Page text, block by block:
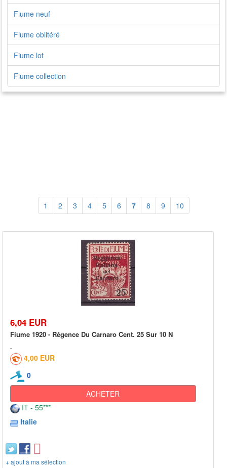
Fiume neuf
Fiume oblitéré
Fiume lot
Fiume collection
1 2 3 4 5 6 7 8 9 10
6,04 EUR
Fiume 1920 - Régence Du Carnaro Cent. 25 Sur 10 N
4,00 EUR
0
ACHETER
IT - 55***
Italie
+ ajout à ma sélection